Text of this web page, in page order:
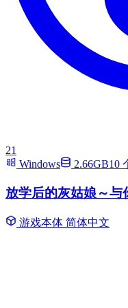
21
Windows
2.66GB10
放学后的灰姑娘～与
游戏本体 简体中文